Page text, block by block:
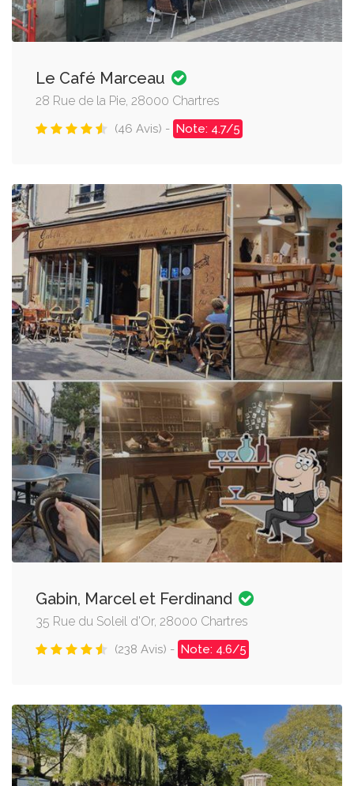
Le Café Marceau
28 Rue de la Pie, 28000 Chartres
(46 Avis) - Note: 4.7/5
Gabin, Marcel et Ferdinand
35 Rue du Soleil d'Or, 28000 Chartres
(238 Avis) - Note: 4.6/5